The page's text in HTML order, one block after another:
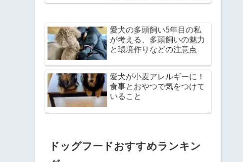
説
愛犬の多頭飼い5年目の私
が考える、多頭飼いの魅力
と環境作りなどの注意点
愛犬が小麦アレルギーに！
食事とおやつで気をつけて
いること
ドッグフードおすすめランキン